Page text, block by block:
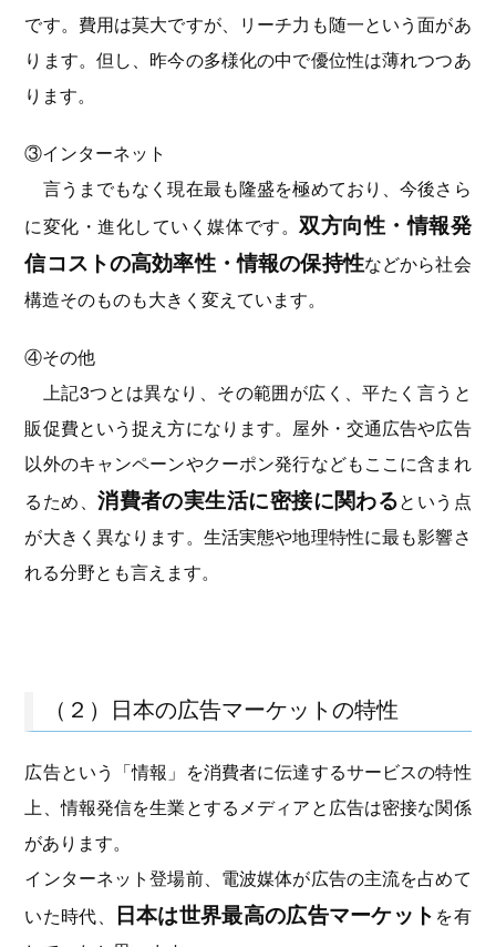
です。費用は莫大ですが、リーチ力も随一という面があ
ります。但し、昨今の多様化の中で優位性は薄れつつあ
ります。
③インターネット
言うまでもなく現在最も隆盛を極めており、今後さら
に変化・進化していく媒体です。双方向性・情報発
信コストの高効率性・情報の保持性などから社会
構造そのものも大きく変えています。
④その他
上記3つとは異なり、その範囲が広く、平たく言うと
販促費という捉え方になります。屋外・交通広告や広告
以外のキャンペーンやクーポン発行などもここに含まれ
るため、消費者の実生活に密接に関わるという点
が大きく異なります。生活実態や地理特性に最も影響さ
れる分野とも言えます。
（２）日本の広告マーケットの特性
広告という「情報」を消費者に伝達するサービスの特性
上、情報発信を生業とするメディアと広告は密接な関係
があります。
インターネット登場前、電波媒体が広告の主流を占めて
いた時代、
日本は世界最高の広告マーケット を有